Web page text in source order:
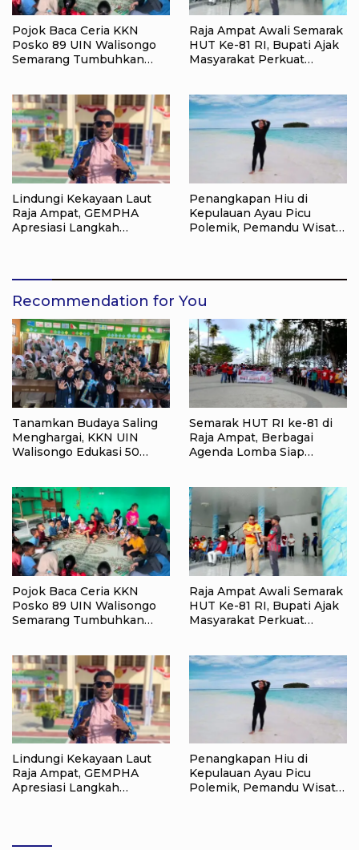
Pojok Baca Ceria KKN
Posko 89 UIN Walisongo
Semarang Tumbuhkan
Raja Ampat Awali Semarak
HUT Ke-81 RI, Bupati Ajak
Masyarakat Perkuat
Lindungi Kekayaan Laut
Raja Ampat, GEMPHA
Apresiasi Langkah
Penangkapan Hiu di
Kepulauan Ayau Picu
Polemik, Pemandu Wisata:
Recommendation for You
Tanamkan Budaya Saling
Menghargai, KKN UIN
Walisongo Edukasi 50
Semarak HUT RI ke-81 di
Raja Ampat, Berbagai
Agenda Lomba Siap
Pojok Baca Ceria KKN
Posko 89 UIN Walisongo
Semarang Tumbuhkan
Raja Ampat Awali Semarak
HUT Ke-81 RI, Bupati Ajak
Masyarakat Perkuat
Lindungi Kekayaan Laut
Raja Ampat, GEMPHA
Apresiasi Langkah
Penangkapan Hiu di
Kepulauan Ayau Picu
Polemik, Pemandu Wisata: